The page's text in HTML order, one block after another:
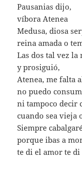
Pausanias dijo,
víbora Atenea
Medusa, diosa
reina amada o
Las dos tal vez la
y prosiguió,
Atenea, me falta
no puedo
ni tampoco decir
cuando sea vieja
Siempre
porque ibas a
te di el amor te